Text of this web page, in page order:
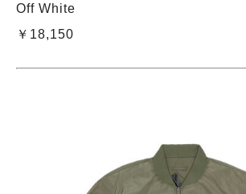
Off White
￥18,150